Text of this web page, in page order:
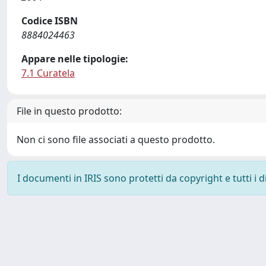
Codice ISBN
8884024463
Appare nelle tipologie:
7.1 Curatela
File in questo prodotto:
Non ci sono file associati a questo prodotto.
I documenti in IRIS sono protetti da copyright e tutti i